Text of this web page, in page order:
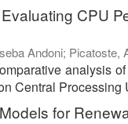
CPU
Andoni; Picatoste,
analysis
Central
for